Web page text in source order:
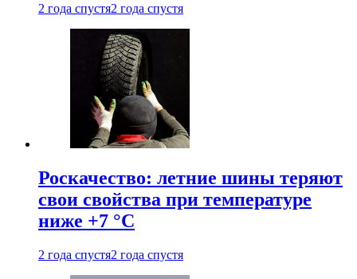
2 года спустя2 года спустя
Роскачество: летние шины теряют
свои свойства при температуре
ниже +7 °C
2 года спустя2 года спустя